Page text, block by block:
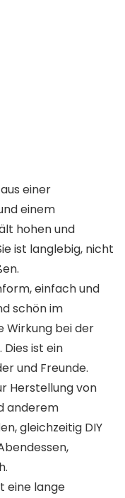
einer
einem
hohen und
ist langlebig, nicht
einfach und
schön im
Wirkung bei der
ist ein
und Freunde.
Herstellung von
anderem
gleichzeitig DIY
eine lange